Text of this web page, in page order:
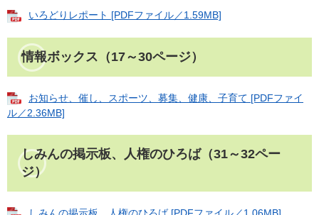
いろどりレポート [PDFファイル／1.59MB]
情報ボックス（17～30ページ）
お知らせ、催し、スポーツ、募集、健康、子育て [PDFファイ
ル／2.36MB]
しみんの掲示板、人権のひろば（31～32ペー
ジ）